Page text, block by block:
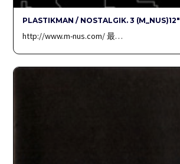
PLASTIKMAN / NOSTALGIK. 3 (M_NUS)12″
http://www.m-nus.com/ 最…